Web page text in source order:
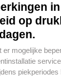
in
op
mogelijke
piekperiodes